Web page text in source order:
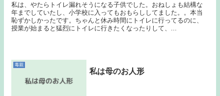
私は、やたらトイレ漏れそうになる子供でした。おねしょも結構な
年までしていたし、小学校に入ってもおもらししてました。。本当
恥ずかしかったです。ちゃんと休み時間にトイレに行ってるのに、
授業が始まると猛烈にトイレに行きたくなったりして、...
毒親
私は母のお人形